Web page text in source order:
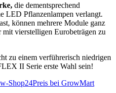
die dementsprechend
LED Pflanzenlampen verlangt.
können mehrere Module ganz
vierstelligen Eurobeträgen zu
zu einem verführerisch niedrigen
II Serie erste Wahl sein!
Shop24Preis bei GrowMart